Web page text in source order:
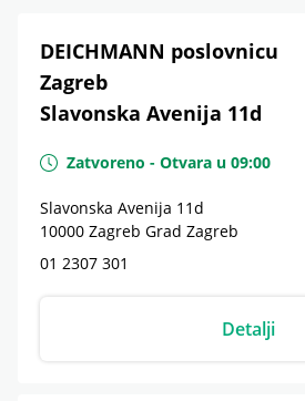
DEICHMANN poslovnicu
Zagreb
Slavonska Avenija 11d
Zatvoreno - Otvara u 09:00
Slavonska Avenija 11d
10000 Zagreb Grad Zagreb
01 2307 301
Detalji